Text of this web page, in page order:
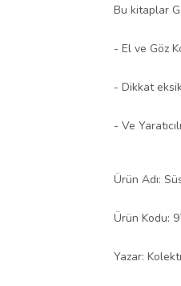
Bu kitaplar
- El ve Göz
- Dikkat
- Ve
Ürün Adı:
Ürün Kodu:
Yazar: